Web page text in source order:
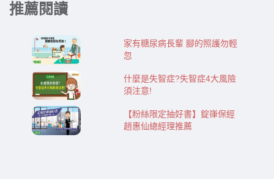
推薦閱讀
家有糖尿病長輩 腳的照護勿輕
忽
什麼是失智症?失智症4大風險
須注意!
【粉絲限定抽好書】錠嵂保經
趙惠仙總經理推薦